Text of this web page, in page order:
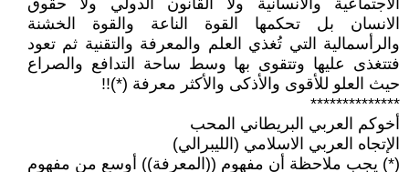
الاجتماعية والانسانية ولا القانون الدولي ولا حقوق
الانسان بل تحكمها القوة الناعة والقوة الخشنة
والرأسمالية التي تُغذي العلم والمعرفة والتقنية ثم تعود
فتتغذى عليها وتتقوى بها وسط ساحة التدافع والصراع
حيث العلو للأقوى والأذكى والأكثر معرفة (*)!!
**************
أخوكم العربي البريطاني المحب
الإتجاه العربي الاسلامي (الليبرالي)
(*) يجب ملاحظة أن مفهوم ((المعرفة)) أوسع من مفهوم